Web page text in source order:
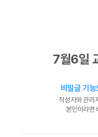
7월6일
비밀글 기
작성자와 관리
본인이라면